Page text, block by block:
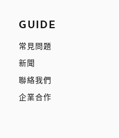
GUIDE
常見問題
新聞
聯絡我們
企業合作